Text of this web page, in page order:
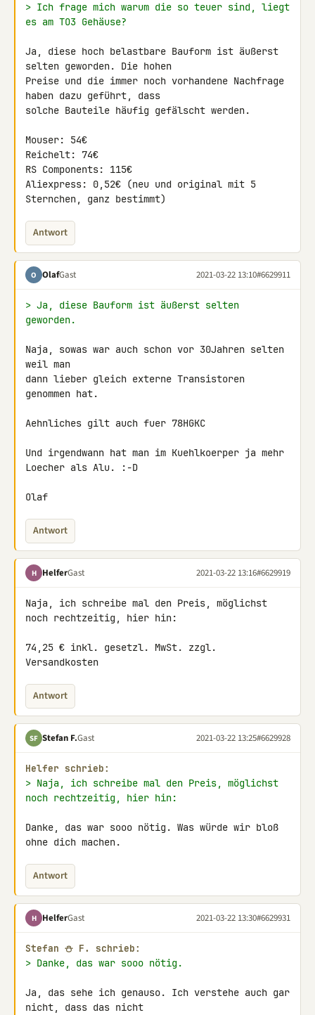
> Ich frage mich warum die so teuer sind, liegt
es am TO3 Gehäuse?
Ja, diese hoch belastbare Bauform ist äußerst
selten geworden. Die hohen
Preise und die immer noch vorhandene Nachfrage
haben dazu geführt, dass
solche Bauteile häufig gefälscht werden.
Mouser: 54€
Reichelt: 74€
RS Components: 115€
Aliexpress: 0,52€ (neu und original mit 5
Sternchen, ganz bestimmt)
Antwort
O OlafGast 2021-03-22 13:10#6629911
> Ja, diese Bauform ist äußerst selten
geworden.
Naja, sowas war auch schon vor 30Jahren selten
weil man
dann lieber gleich externe Transistoren
genommen hat.
Aehnliches gilt auch fuer 78HGKC
Und irgendwann hat man im Kuehlkoerper ja mehr
Loecher als Alu. :-D
Olaf
Antwort
H HelferGast 2021-03-22 13:16#6629919
Naja, ich schreibe mal den Preis, möglichst
noch rechtzeitig, hier hin:
74,25 € inkl. gesetzl. MwSt. zzgl.
Versandkosten
Antwort
SF Stefan F.Gast 2021-03-22 13:25#6629928
Helfer schrieb:
> Naja, ich schreibe mal den Preis, möglichst
noch rechtzeitig, hier hin:
Danke, das war sooo nötig. Was würde wir bloß
ohne dich machen.
Antwort
H HelferGast 2021-03-22 13:30#6629931
Stefan ⛄ F. schrieb:
> Danke, das war sooo nötig.
Ja, das sehe ich genauso. Ich verstehe auch gar
nicht, dass das nicht